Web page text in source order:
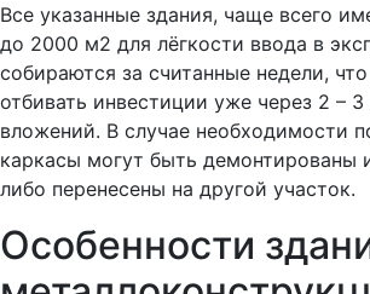
Все указанные здания, чаще всего
до 2000 м2 для лёгкости ввода в
собираются за считанные недели,
отбивать инвестиции уже через 2 –
вложений. В случае необходимости
каркасы могут быть демонтированы
либо перенесены на другой участок.
Особенности